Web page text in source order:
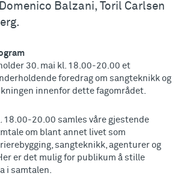
Balzani, Toril Carlsen
30. mai kl. 18.00-20.00 et
foredrag om sangteknikk og
innenfor dette fagområdet.
18.00-20.00 samles våre gjestende
om blant annet livet som
sangteknikk, agenturer og
er det mulig for publikum å stille
i samtalen.